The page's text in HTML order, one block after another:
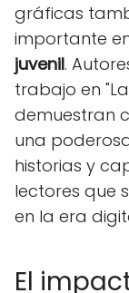
gráficas
importante
juvenil.
trabajo en
demuestran
una
historias y
lectores que
en la era
El